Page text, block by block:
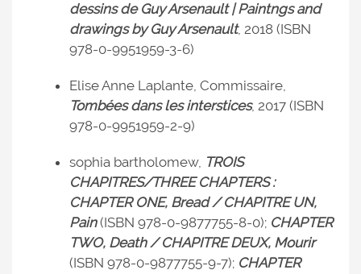
dessins de Guy Arsenault | Paintngs and
drawings by Guy Arsenault, 2018 (ISBN
978-0-9951959-3-6)
Elise Anne Laplante, Commissaire,
Tombées dans les interstices, 2017 (ISBN
978-0-9951959-2-9)
sophia bartholomew, TROIS
CHAPITRES/THREE CHAPTERS :
CHAPTER ONE, Bread / CHAPITRE UN,
Pain(ISBN 978-0-9877755-8-0); CHAPTER
TWO, Death / CHAPITRE DEUX, Mourir
(ISBN 978-0-9877755-9-7); CHAPTER